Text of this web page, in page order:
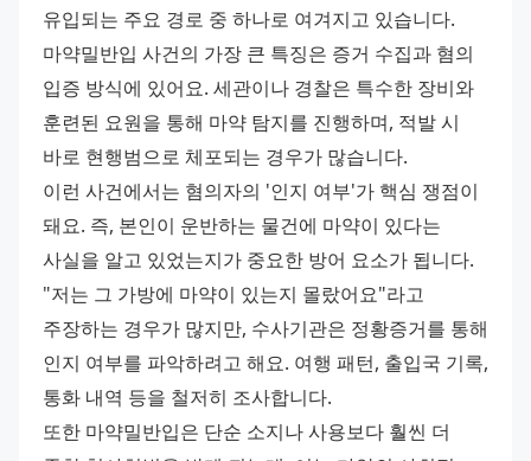
유입되는 주요 경로 중 하나로 여겨지고 있습니다.
마약밀반입 사건의 가장 큰 특징은 증거 수집과 혐의
입증 방식에 있어요. 세관이나 경찰은 특수한 장비와
훈련된 요원을 통해 마약 탐지를 진행하며, 적발 시
바로 현행범으로 체포되는 경우가 많습니다.
이런 사건에서는 혐의자의 '인지 여부'가 핵심 쟁점이
돼요. 즉, 본인이 운반하는 물건에 마약이 있다는
사실을 알고 있었는지가 중요한 방어 요소가 됩니다.
"저는 그 가방에 마약이 있는지 몰랐어요"라고
주장하는 경우가 많지만, 수사기관은 정황증거를 통해
인지 여부를 파악하려고 해요. 여행 패턴, 출입국 기록,
통화 내역 등을 철저히 조사합니다.
또한 마약밀반입은 단순 소지나 사용보다 훨씬 더